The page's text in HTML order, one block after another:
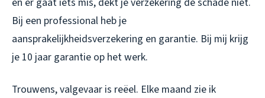
Bij een professional heb je
aansprakelijkheidsverzekering en garantie. Bij mij krijg
je 10 jaar garantie op het werk.
Trouwens, valgevaar is reëel. Elke maand zie ik